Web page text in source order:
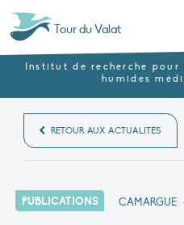
Tour du Valat
Institut de recherche pour
humides
RETOUR AUX ACTUALITÉS
PUBLICATIONS CAMARGUE